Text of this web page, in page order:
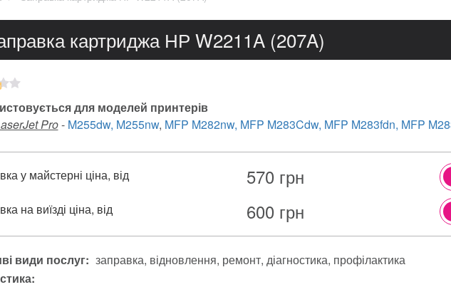
картриджа НР W2211A (207A)
для моделей принтерів
Pro- M255dw, M255nw, MFP M282nw, MFP M283Cdw, MFP M283fdn, MFP
у майстерні ціна, від 570 грн
на виїзді ціна, від 600 грн
види послуг: заправка відновлення ремонт діагностика профілактика